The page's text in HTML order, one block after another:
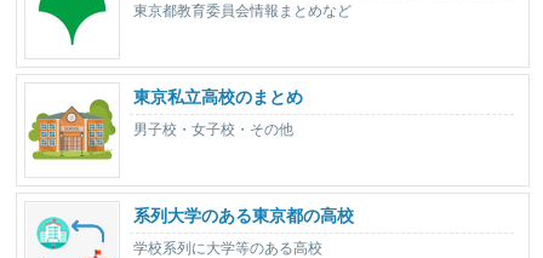
東京都教育委員会情報まとめなど
東京私立高校のまとめ
男子校・女子校・その他
系列大学のある東京都の高校
学校系列に大学等のある高校